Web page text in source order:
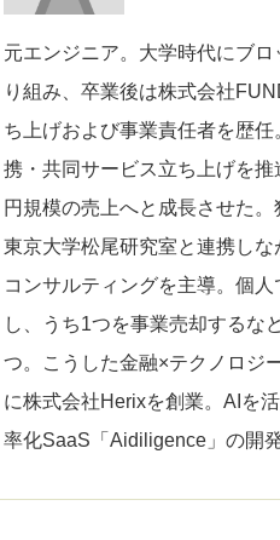
元エンジニア。大学時代にブ
り組み、卒業後は株式会社
ち上げおよび事業責任者を歴
携・共同サービス立ち上げを
円規模の売上へと成長させた。
東京大学松尾研究室と連携しな
コンサルティングを主導。個
し、うち1つを事業売却するな
つ。こうした金融×テクノロジ
に株式会社Herixを創業。AIを
率化SaaS「Aidiligence」の開